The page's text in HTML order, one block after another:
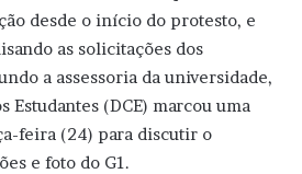
desde o início do protesto, e
as solicitações dos
a assessoria da universidade,
(DCE) marcou uma
feira (24) para discutir o
e foto do G1.